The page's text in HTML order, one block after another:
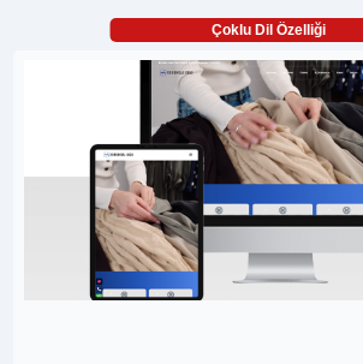
Çoklu Dil Özelliği